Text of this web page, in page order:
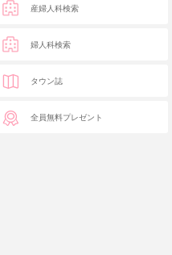
産婦人科検索
婦人科検索
タウン誌
全員無料プレゼント